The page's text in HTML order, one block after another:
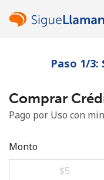
¿Ya tienes
Paso 1/
Comprar
Pago por Uso con
Monto
⁦$5⁩